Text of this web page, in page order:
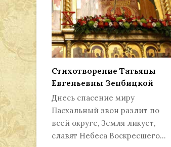
Стихотворение Татьяны
Евгеньевны Зенбицкой
Днесь спасение миру
Пасхальный звон разлит по
всей округе, Земля ликует,
славят Небеса Воскресшего…